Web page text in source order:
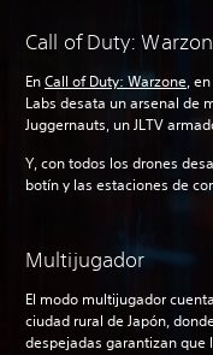
Call of Duty:
EnCall of Duty: Warzone,
Labs desata un arsenal de
Juggernauts, un JLTV
Y, con todos los drones
botín y las estaciones de
Multijugador
El modo multijugador
ciudad rural de Japón,
despejadas garantizan que